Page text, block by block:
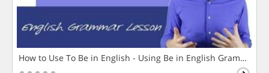
How to Use To Be in English - Using Be in English Grammar